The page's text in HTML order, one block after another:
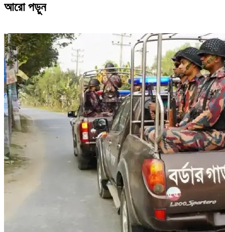
আরো পড়ুন